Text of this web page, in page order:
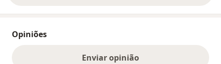
Opiniões
Enviar opinião